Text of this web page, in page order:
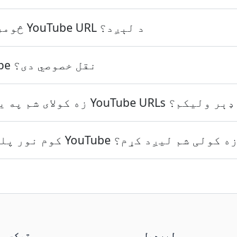
څومره دقیق دی YouTube URL د لېږد؟
زما YouTube نقل خصوصي دی؟
زه کولای شم په یو وخت کې د YouTube URLs ډېر وليکم؟
کوم نور پلیټونه لکه YouTube زه کولی شم لیږد کړم؟